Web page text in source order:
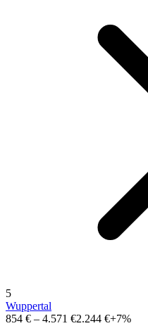
5
Wuppertal
854 € – 4.571 €2.244 €+7%